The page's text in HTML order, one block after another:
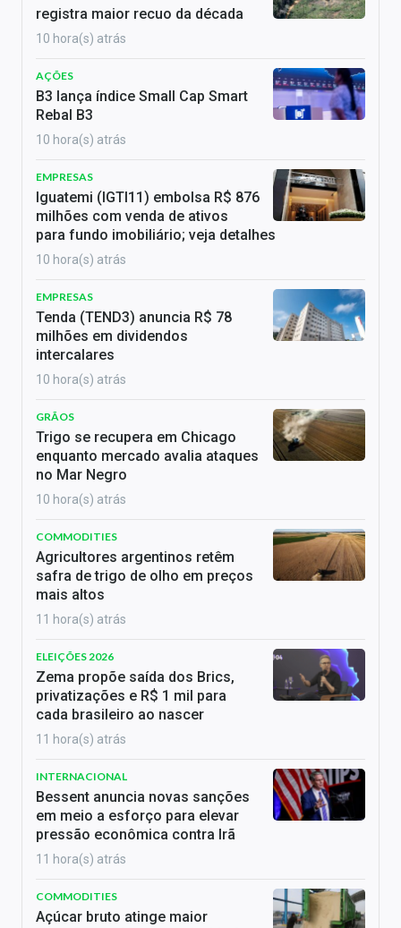
registra maior recuo da década
10 hora(s) atrás
AÇÕES
B3 lança índice Small Cap Smart
Rebal B3
10 hora(s) atrás
EMPRESAS
Iguatemi (IGTI11) embolsa R$ 876
milhões com venda de ativos
para fundo imobiliário; veja detalhes
10 hora(s) atrás
EMPRESAS
Tenda (TEND3) anuncia R$ 78
milhões em dividendos
intercalares
10 hora(s) atrás
GRÃOS
Trigo se recupera em Chicago
enquanto mercado avalia ataques
no Mar Negro
10 hora(s) atrás
COMMODITIES
Agricultores argentinos retêm
safra de trigo de olho em preços
mais altos
11 hora(s) atrás
ELEIÇÕES 2026
Zema propõe saída dos Brics,
privatizações e R$ 1 mil para
cada brasileiro ao nascer
11 hora(s) atrás
INTERNACIONAL
Bessent anuncia novas sanções
em meio a esforço para elevar
pressão econômica contra Irã
11 hora(s) atrás
COMMODITIES
Açúcar bruto atinge maior